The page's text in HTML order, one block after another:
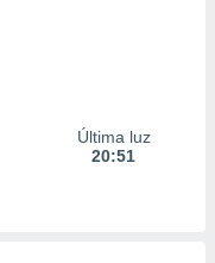
Última luz
20:51